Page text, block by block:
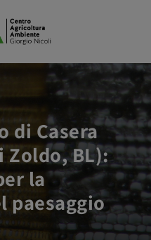
di Casera
Zoldo, BL):
la
paesaggio